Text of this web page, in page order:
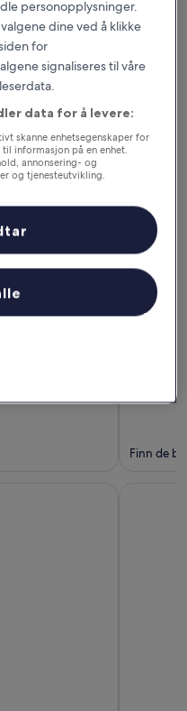
Boston
Finn de
personopplysninger.
dine ved å klikke
for
signaliseres til våre
data for å levere:
skanne enhetsegenskaper for
informasjon på en enhet.
annonsering- og
og tjenesteutvikling.